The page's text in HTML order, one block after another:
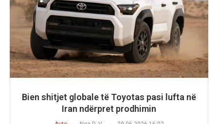
Bien shitjet globale të Toyotas pasi lufta në
Iran ndërpret prodhimin